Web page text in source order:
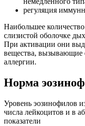
регуляция
Наибольшее
слизистой оболочке
При активации они
вещества, вызывающие
аллергии.
Норма
Уровень эозинофилов
числа лейкоцитов и в
показатели